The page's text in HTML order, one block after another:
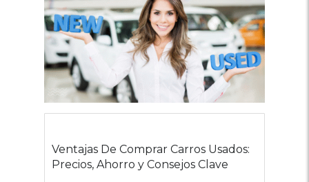
Ventajas De Comprar Carros Usados:
Precios, Ahorro y Consejos Clave